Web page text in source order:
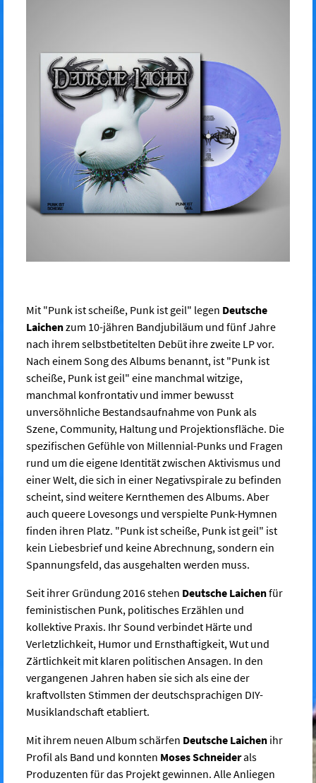
Mit "Punk ist scheiße, Punk ist geil" legen Deutsche
Laichenzum 10-jähren Bandjubiläum und fünf Jahre
nach ihrem selbstbetitelten Debüt ihre zweite LP vor.
Nach einem Song des Albums benannt, ist "Punk ist
scheiße, Punk ist geil" eine manchmal witzige,
manchmal konfrontativ und immer bewusst
unversöhnliche Bestandsaufnahme von Punk als
Szene, Community, Haltung und Projektionsfläche. Die
spezifischen Gefühle von Millennial-Punks und Fragen
rund um die eigene Identität zwischen Aktivismus und
einer Welt, die sich in einer Negativspirale zu befinden
scheint, sind weitere Kernthemen des Albums. Aber
auch queere Lovesongs und verspielte Punk-Hymnen
finden ihren Platz. "Punk ist scheiße, Punk ist geil" ist
kein Liebesbrief und keine Abrechnung, sondern ein
Spannungsfeld, das ausgehalten werden muss.
Seit ihrer Gründung 2016 stehen Deutsche Laichenfür
feministischen Punk, politisches Erzählen und
kollektive Praxis. Ihr Sound verbindet Härte und
Verletzlichkeit, Humor und Ernsthaftigkeit, Wut und
Zärtlichkeit mit klaren politischen Ansagen. In den
vergangenen Jahren haben sie sich als eine der
kraftvollsten Stimmen der deutschsprachigen DIY-
Musiklandschaft etabliert.
Mit ihrem neuen Album schärfen Deutsche Laichen ihr
Profil als Band und konnten Moses Schneiderals
Produzenten für das Projekt gewinnen. Alle Anliegen